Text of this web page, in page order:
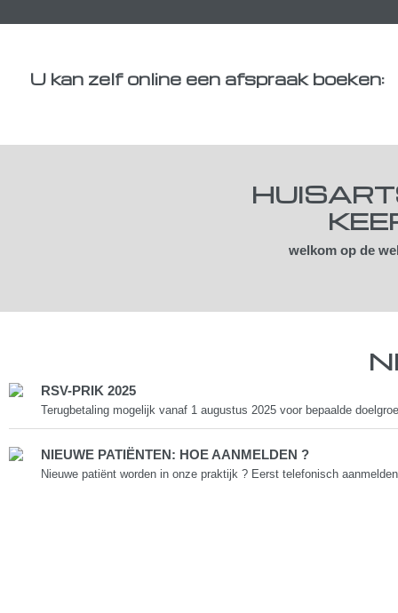
U kan zelf online een afspraak boeken:
welkom op de
RSV-PRIK 2025
Terugbetaling mogelijk vanaf 1 augustus 2025 voor bepaalde
NIEUWE PATIËNTEN: HOE AANMELDEN ?
Nieuwe patiënt worden in onze praktijk ? Eerst telefonisch